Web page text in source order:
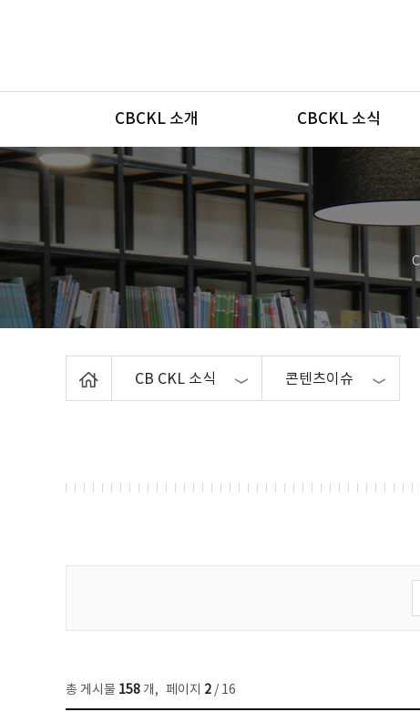
메뉴
CBCKL 소개 CBCKL 소식
CB CKL 소식 콘텐츠이슈
총 게시물 158 개, 페이지 2 / 16